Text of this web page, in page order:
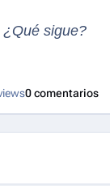
¿Qué sigue?
0 comentarios